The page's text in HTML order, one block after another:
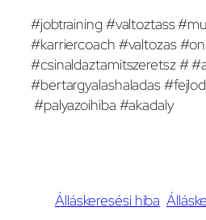
#jobtraining #valtoztass
#karriercoach #valtozas
#csinaldaztamitszeretsz #
#bertargyalashaladas
#palyazoihiba #akadaly
Álláskeresési hiba